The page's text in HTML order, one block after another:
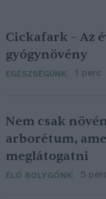
Cickafark – Az
gyógynövény
EGÉSZSÉGÜNK 1 perc
Nem csak
arborétum,
meglátogatni
ÉLŐ BOLYGÓNK 5